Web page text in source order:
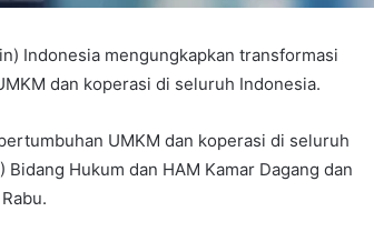
Indonesia mengungkapkan transformasi
dan koperasi di seluruh Indonesia.
UMKM dan koperasi di seluruh
Hukum dan HAM Kamar Dagang dan